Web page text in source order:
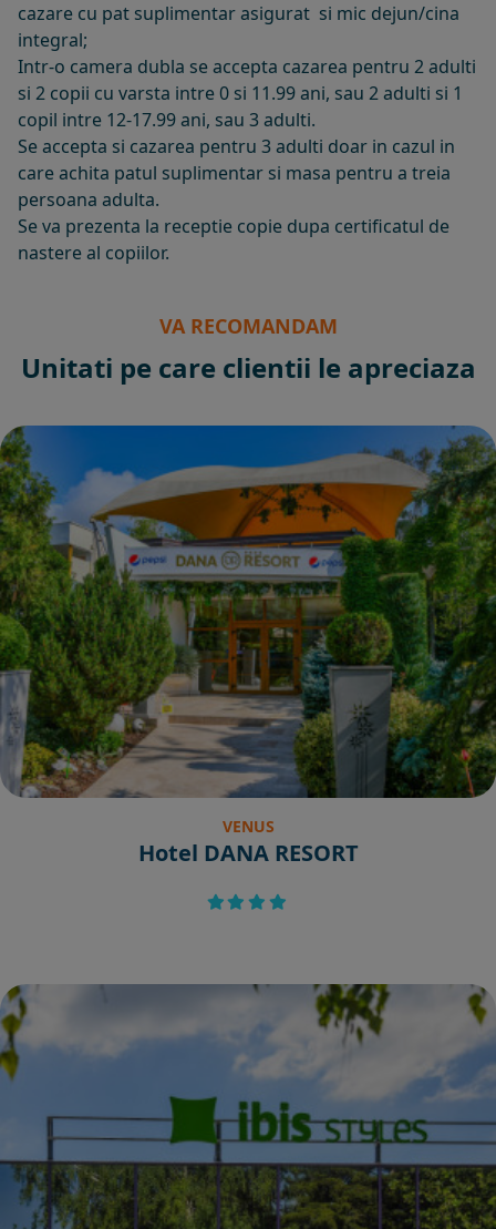
cazare cu pat suplimentar asigurat si mic dejun/cina
integral;
Intr-o camera dubla se accepta cazarea pentru 2 adulti
si 2 copii cu varsta intre 0 si 11.99 ani, sau 2 adulti si 1
copil intre 12-17.99 ani, sau 3 adulti.
Se accepta si cazarea pentru 3 adulti doar in cazul in
care achita patul suplimentar si masa pentru a treia
persoana adulta.
Se va prezenta la receptie copie dupa certificatul de
nastere al copiilor.
VA RECOMANDAM
Unitati pe care clientii le apreciaza
VENUS
Hotel DANA RESORT